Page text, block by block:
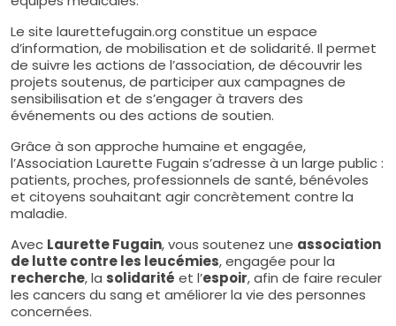
Le site laurettefugain.org constitue un espace
d’information, de mobilisation et de solidarité. Il permet
de suivre les actions de l’association, de découvrir les
projets soutenus, de participer aux campagnes de
sensibilisation et de s’engager à travers des
événements ou des actions de soutien.
Grâce à son approche humaine et engagée,
l’Association Laurette Fugain s’adresse à un large public :
patients, proches, professionnels de santé, bénévoles
et citoyens souhaitant agir concrètement contre la
maladie.
Avec Laurette Fugain, vous soutenez une association
de lutte contre les leucémies, engagée pour la
recherche, la solidarité et l’espoir, afin de faire reculer
les cancers du sang et améliorer la vie des personnes
concernées.